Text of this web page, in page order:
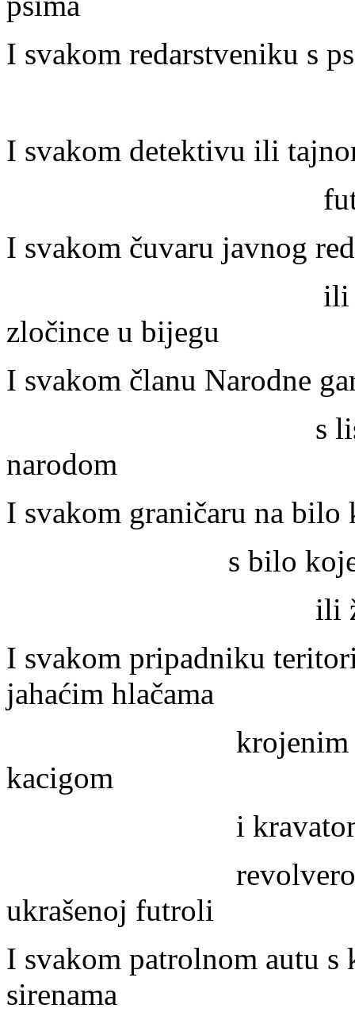
I svakom redarstveniku s
I svakom detektivu ili
futrola s
I svakom čuvaru javnog
ili puca s
zločince u bijegu
I svakom članu Narodne
s lisicama i
narodom
I svakom graničaru na
s bilo koje
ili željezne
I svakom pripadniku
jahaćim hlačama
krojenim po mjeri
kacigom
i kravatom uskom
revolverom sa
ukrašenoj futroli
I svakom patrolnom autu s
sirenama